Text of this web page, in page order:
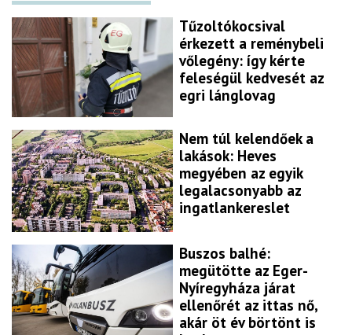
Tűzoltókocsival
érkezett a reménybeli
vőlegény: így kérte
feleségül kedvesét az
egri lánglovag
Nem túl kelendőek a
lakások: Heves
megyében az egyik
legalacsonyabb az
ingatlankereslet
Buszos balhé:
megütötte az Eger-
Nyíregyháza járat
ellenőrét az ittas nő,
akár öt év börtönt is